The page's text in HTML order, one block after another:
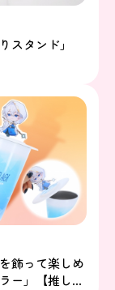
タンド」
飾って楽しめ
ー」【推し研